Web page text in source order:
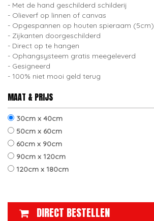
Met de hand geschilderd schilderij
Olieverf op linnen of canvas
Opgespannen op houten spieraam (5cm)
Zijkanten doorgeschilderd
Direct op te hangen
Ophangsysteem gratis meegeleverd
Gesigneerd
100% niet mooi geld terug
MAAT & PRIJS
30cm x 40cm
50cm x 60cm
60cm x 90cm
90cm x 120cm
120cm x 180cm
DIRECT BESTELLEN